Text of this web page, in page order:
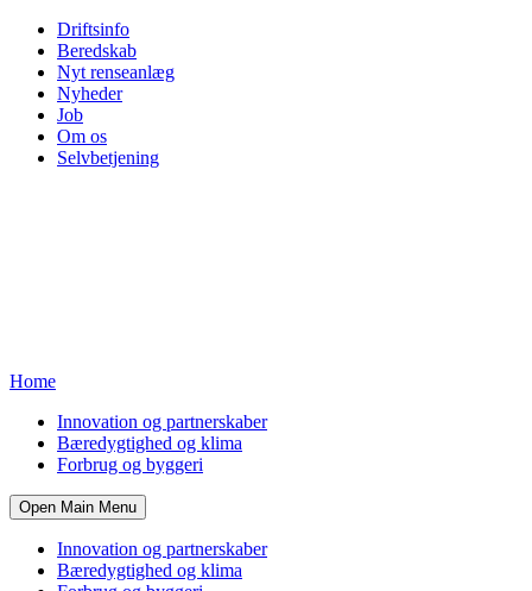
Driftsinfo
Beredskab
Nyt renseanlæg
Nyheder
Job
Om os
Selvbetjening
Home
Innovation og partnerskaber
Bæredygtighed og klima
Forbrug og byggeri
Open Main Menu
Innovation og partnerskaber
Bæredygtighed og klima